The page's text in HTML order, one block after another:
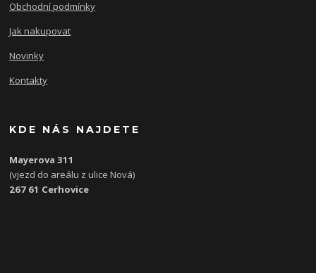
Obchodní podmínky
Jak nakupovat
Novinky
Kontakty
KDE NÁS NAJDETE
Mayerova 311
(vjezd do areálu z ulice Nová)
267 61 Cerhovice